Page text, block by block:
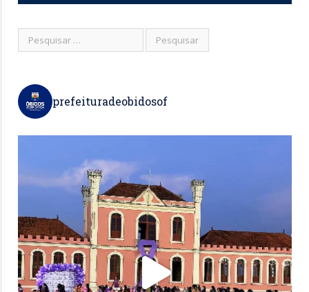
prefeituradeobidosof